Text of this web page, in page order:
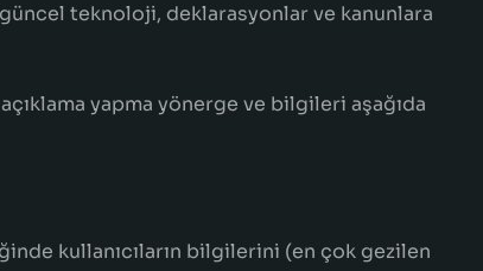
teknoloji, deklarasyonlar ve kanunlara
yapma yönerge ve bilgileri aşağıda
kullanıcıların bilgilerini (en çok gezilen